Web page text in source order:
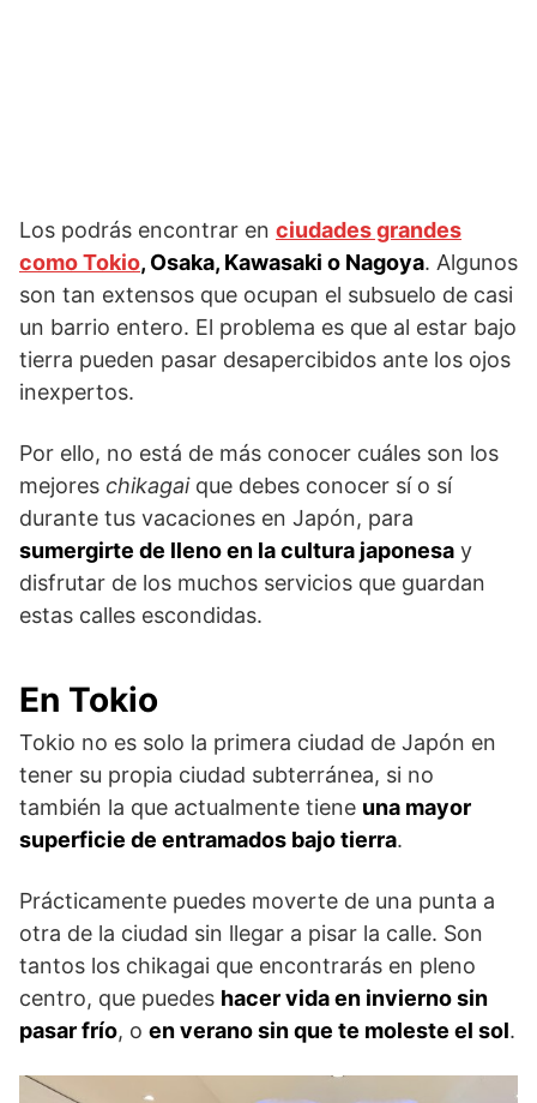
Los podrás encontrar en ciudades grandes
como Tokio, Osaka, Kawasaki o Nagoya. Algunos
son tan extensos que ocupan el subsuelo de casi
un barrio entero. El problema es que al estar bajo
tierra pueden pasar desapercibidos ante los ojos
inexpertos.
Por ello, no está de más conocer cuáles son los
mejores chikagaique debes conocer sí o sí
durante tus vacaciones en Japón, para
sumergirte de lleno en la cultura japonesa y
disfrutar de los muchos servicios que guardan
estas calles escondidas.
En Tokio
Tokio no es solo la primera ciudad de Japón en
tener su propia ciudad subterránea, si no
también la que actualmente tiene una mayor
superficie de entramados bajo tierra.
Prácticamente puedes moverte de una punta a
otra de la ciudad sin llegar a pisar la calle. Son
tantos los chikagai que encontrarás en pleno
centro, que puedes hacer vida en invierno sin
pasar frío, o en verano sin que te moleste el sol.